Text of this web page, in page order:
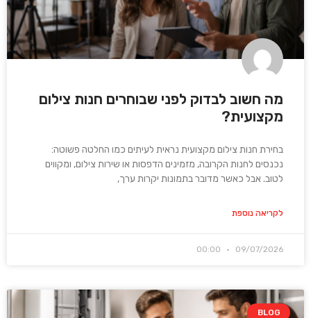
מה חשוב לבדוק לפני שבוחרים חנות צילום
מקצועית?
בחירת חנות צילום מקצועית נראית לעיתים כמו החלטה פשוטה:
נכנסים לחנות הקרובה, מזמינים הדפסות או שירות צילום, ומקווים
לטוב. אבל כאשר מדובר בתמונות יקרות ערך,
לקריאה נוספת
09/07/2026
BLOG